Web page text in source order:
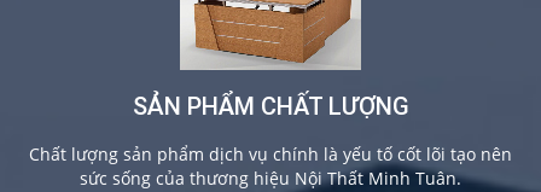
SẢN PHẨM CHẤT LƯỢNG
Chất lượng sản phẩm dịch vụ chính là yếu tố cốt lõi tạo nên
sức sống của thương hiệu Nội Thất Minh Tuân.